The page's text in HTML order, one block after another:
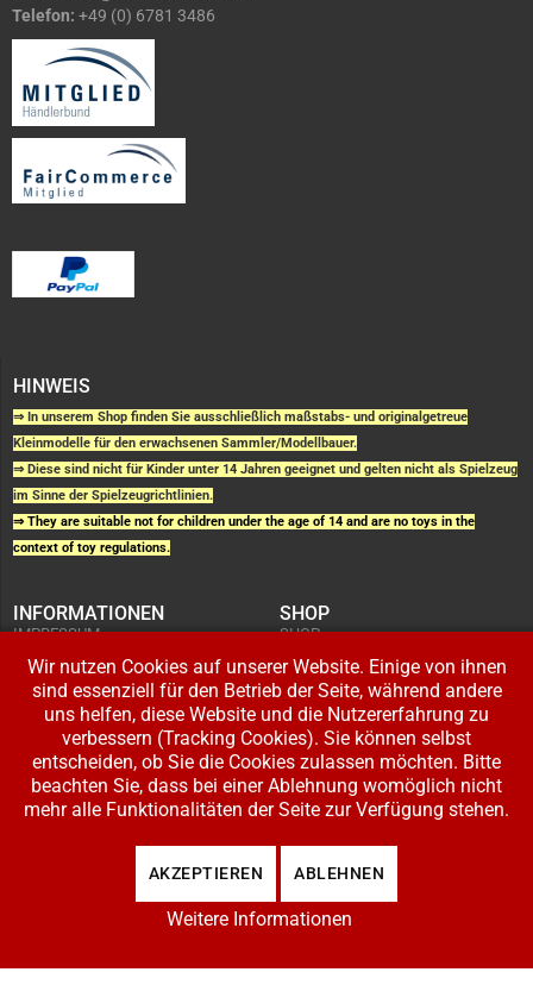
Telefon: +49 (0) 6781 3486
HINWEIS
⇒ In unserem Shop finden Sie ausschließlich maßstabs- und originalgetreue
Kleinmodelle für den erwachsenen Sammler/Modellbauer.
⇒ Diese sind nicht für Kinder unter 14 Jahren geeignet und gelten nicht als Spielzeug
im Sinne der Spielzeugrichtlinien.
⇒ They are suitable not for children under the age of 14 and are no toys in the
context of toy regulations.
INFORMATIONEN
IMPRESSUM
KUNDENINFORMATIONEN
WIDERRUFSRECHT
DATENSCHUTZERKLÄRUNG
ZAHLUNG UND VERSAND
SHOP
SHOP
BESTELLUNGEN
ADRESSE BEARBEITEN
IHR KONTO
LOGIN
REGISTRIEREN
Copyright © 2026 Modellbahnladen Klee GbR. Alle Rechte vorbehalten. Design:
Wir nutzen Cookies auf unserer Website. Einige von ihnen
sind essenziell für den Betrieb der Seite, während andere
uns helfen, diese Website und die Nutzererfahrung zu
verbessern (Tracking Cookies). Sie können selbst
entscheiden, ob Sie die Cookies zulassen möchten. Bitte
beachten Sie, dass bei einer Ablehnung womöglich nicht
mehr alle Funktionalitäten der Seite zur Verfügung stehen.
AKZEPTIEREN ABLEHNEN
Weitere Informationen